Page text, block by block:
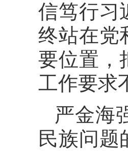
信笃行习
终站在党
要位置，
工作要求
严金海
民族问题